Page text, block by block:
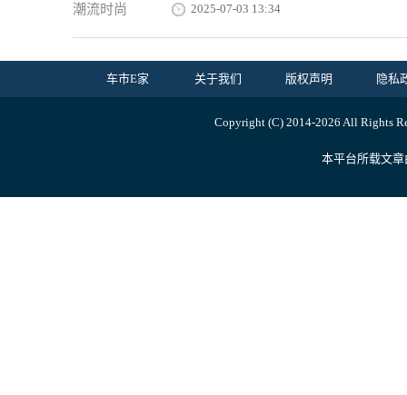
潮流时尚 2025-07-03 13:34
车市E家 关于我们 版权声明 隐私
Copyright (C) 2014-2026 All Rights
本平台所载文章